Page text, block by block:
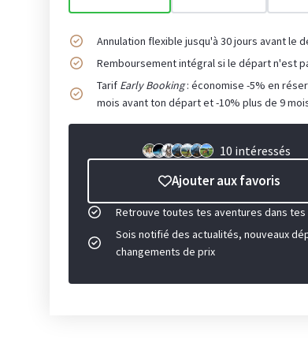
Annulation flexible jusqu'à 30 jours avant le
Remboursement intégral si le départ n'est
Tarif Early Booking: économise -5% en
mois avant ton départ et -10% plus de 9
10 intéressés
Ajouter aux favoris
Retrouve toutes tes aventures dans
Sois notifié des actualités, nouveaux
changements de prix